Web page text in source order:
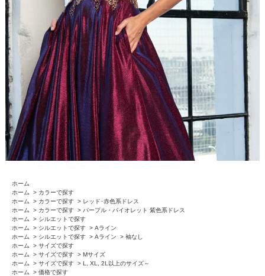
ホーム
ホーム
> カラーで探す
ホーム
> カラーで探す > レッド･赤色系ドレス
ホーム
> カラーで探す > パープル・バイオレット 紫色系ドレス
ホーム
> シルエットで探す
ホーム
> シルエットで探す > Aライン
ホーム
> シルエットで探す > Aライン > 袖なし
ホーム
> サイズで探す
ホーム
> サイズで探す > Mサイズ
ホーム
> サイズで探す > L, XL, 2L以上のサイズ～
ホーム
> 価格で探す